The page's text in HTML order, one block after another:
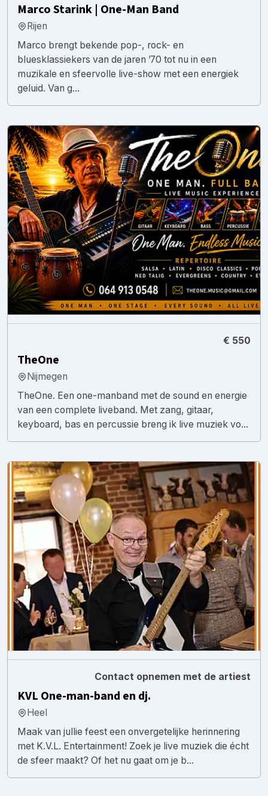
Marco Starink | One-Man Band
Rijen
Marco brengt bekende pop-, rock- en
bluesklassiekers van de jaren ’70 tot nu in een
muzikale en sfeervolle live-show met een energiek
geluid. Van g...
€ 550
TheOne
Nijmegen
TheOne. Een one-manband met de sound en energie
van een complete liveband. Met zang, gitaar,
keyboard, bas en percussie breng ik live muziek vo...
Contact opnemen met de artiest
KVL One-man-band en dj.
Heel
Maak van jullie feest een onvergetelijke herinnering
met K.V.L. Entertainment! Zoek je live muziek die écht
de sfeer maakt? Of het nu gaat om je b...